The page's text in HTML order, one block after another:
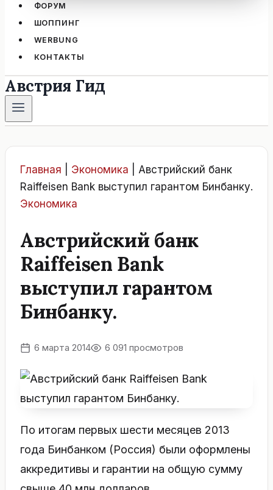
ФОРУМ
ШОППИНГ
WERBUNG
КОНТАКТЫ
Австрия Гид
Главная Экономика
Австрийский банк
Raiffeisen Bank выступил гарантом Бинбанку.
Экономика
Австрийский банк
Raiffeisen Bank
выступил гарантом
Бинбанку.
6 марта 2014 6 091 просмотров
По итогам первых шести месяцев 2013
года Бинбанком (Россия) были оформлены
аккредитивы и гарантии на общую сумму